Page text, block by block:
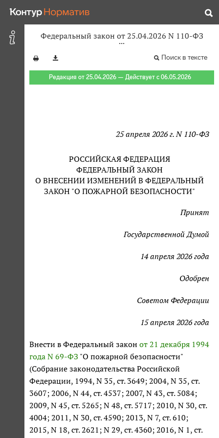
Федеральный закон от 25.04.2026 N 110-ФЗ
Поиск в тексте
Редакция от 25.04.2026 — Действует с 06.05.2026
25 апреля 2026 г. N 110-ФЗ
РОССИЙСКАЯ ФЕДЕРАЦИЯ
ФЕДЕРАЛЬНЫЙ ЗАКОН
О ВНЕСЕНИИ ИЗМЕНЕНИЙ В ФЕДЕРАЛЬНЫЙ
ЗАКОН "О ПОЖАРНОЙ БЕЗОПАСНОСТИ"
Принят
Государственной Думой
14 апреля 2026 года
Одобрен
Советом Федерации
15 апреля 2026 года
Внести в Федеральный закон от 21 декабря 1994
года N 69-ФЗ "О пожарной безопасности"
(Собрание законодательства Российской
Федерации, 1994, N 35, ст. 3649; 2004, N 35, ст.
3607; 2006, N 44, ст. 4537; 2007, N 43, ст. 5084;
2009, N 45, ст. 5265; N 48, ст. 5717; 2010, N 30, ст.
4004; 2011, N 30, ст. 4590; 2013, N 7, ст. 610;
2015, N 18, ст. 2621; N 29, ст. 4360; 2016, N 1, ст.